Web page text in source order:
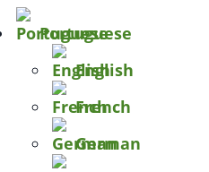
Portuguese
English
French
German